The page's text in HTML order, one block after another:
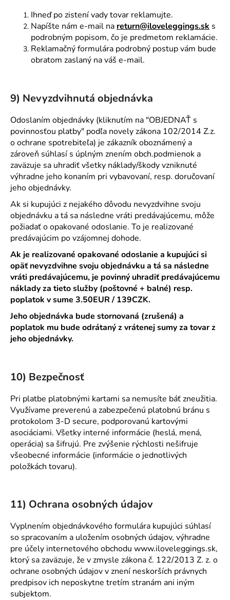
Ihneď po zistení vady tovar reklamujte.
Napíšte nám e-mail na return@iloveleggings.sk s
podrobným popisom, čo je predmetom reklamácie.
Reklamačný formulára podrobný postup vám bude
obratom zaslaný na váš e-mail.
9) Nevyzdvihnutá objednávka
Odoslaním objednávky (kliknutím na "OBJEDNAŤ s
povinnosťou platby" podľa novely zákona 102/2014 Z.z.
o ochrane spotrebiteľa) je zákazník oboznámený a
zároveň súhlasí s úplným znením obch.podmienok a
zaväzuje sa uhradiť všetky náklady/škody vzniknuté
výhradne jeho konaním pri vybavovaní, resp. doručovaní
jeho objednávky.
Ak si kupujúci z nejakého dôvodu nevyzdvihne svoju
objednávku a tá sa následne vráti predávajúcemu, môže
požiadať o opakované odoslanie. To je realizované
predávajúcim po vzájomnej dohode.
Ak je realizované opakované odoslanie a kupujúci si
opäť nevyzdvihne svoju objednávku a tá sa následne
vráti predávajúcemu, je povinný uhradiť predávajúcemu
náklady za tieto služby (poštovné + balné) resp.
poplatok v sume 3.50EUR / 139CZK.
Jeho objednávka bude stornovaná (zrušená) a
poplatok mu bude odrátaný z vrátenej sumy za tovar z
jeho objednávky.
10) Bezpečnosť
Pri platbe platobnými kartami sa nemusíte báť zneužitia.
Využívame preverenú a zabezpečenú platobnú bránu s
protokolom 3-D secure, podporovanú kartovými
asociáciami. Všetky interné informácie (heslá, mená,
operácia) sa šifrujú. Pre zvýšenie rýchlosti nešifruje
všeobecné informácie (informácie o jednotlivých
položkách tovaru).
11) Ochrana osobných údajov
Vyplnením objednávkového formulára kupujúci súhlasí
so spracovaním a uložením osobných údajov, výhradne
pre účely internetového obchodu www.iloveleggings.sk,
ktorý sa zaväzuje, že v zmysle zákona č. 122/2013 Z. z. o
ochrane osobných údajov v znení neskorších právnych
predpisov ich neposkytne tretím stranám ani iným
subjektom.